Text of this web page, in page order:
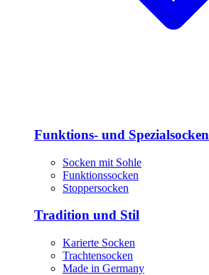
Funktions- und Spezialsocken
Socken mit Sohle
Funktionssocken
Stoppersocken
Tradition und Stil
Karierte Socken
Trachtensocken
Made in Germany